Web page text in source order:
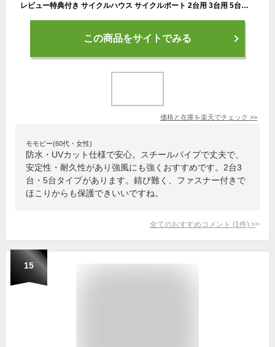
レビュー特典付き サイクルハウス サイクルポート 2台用 3台用 5台用 ガレージ 物置 ガレージテント バイクガレージ バイク 自転車置き場 屋外 テント 自転車収納 自転車屋根 簡易ガレージ 車庫
この商品をサイトでみる
価格と在庫を楽天でチェック >>
モモピー(60代・女性)
防水・UVカット仕様で安心。スチールパイプで丈夫で、
安定性・耐久性があり強風にも強くおすすめです。2台3
台・5台タイプがあります。錆び難く、ファスナー付きで
ほこりからも保護できいいですね。
全てのおすすめコメント (1 件) >
15